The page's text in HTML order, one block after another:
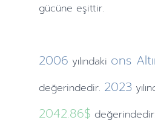
gücüne eşittir.
2006 yılındaki ons
değerindedir. 2023
2042.86$ değerindedir.